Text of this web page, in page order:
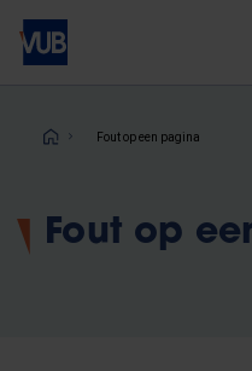
Overslaan
naar
inhoud
Fout op een pagina
Fout op